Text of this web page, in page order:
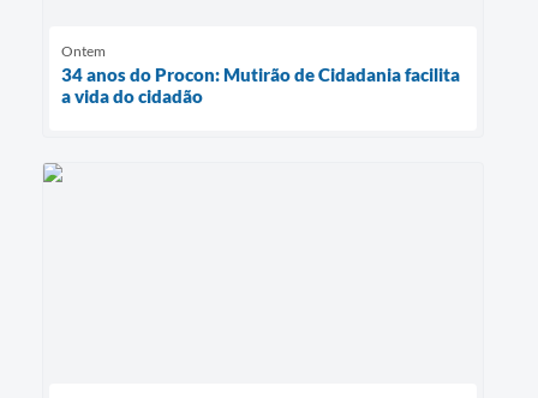
Ontem
34 anos do Procon: Mutirão de Cidadania facilita
a vida do cidadão